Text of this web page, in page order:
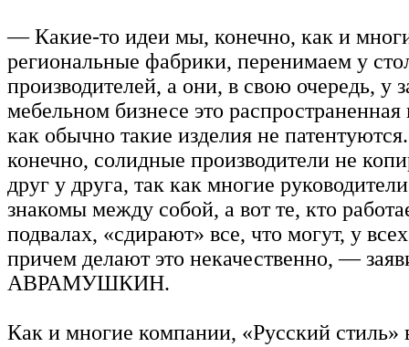
— Какие-то идеи мы, конечно, как и
региональные фабрики, перенимаем у
производителей, а они, в свою очередь,
мебельном бизнесе это распространенная
как обычно такие изделия не
конечно, солидные производители не
друг у друга, так как многие
знакомы между собой, а вот те, кто
подвалах, «сдирают» все, что могут, у
причем делают это некачественно, —
АВРАМУШКИН.
Как и многие компании, «Русский стиль»